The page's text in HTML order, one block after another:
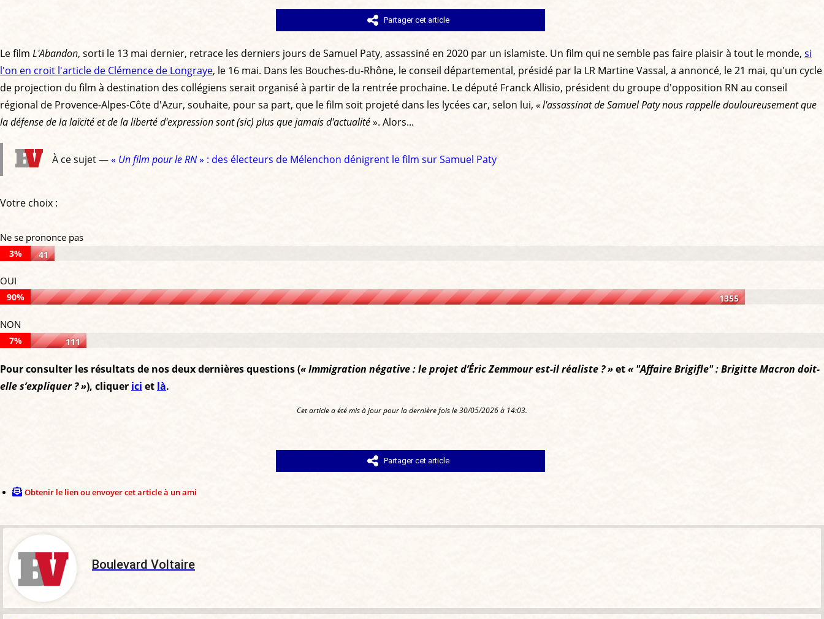
Partager cet article
Le film L'Abandon, sorti le 13 mai dernier, retrace les derniers jours de Samuel Paty, assassiné en 2020 par un islamiste. Un film qui ne semble pas faire plaisir à tout le monde, si
l'on en croit l'article de Clémence de Longraye, le 16 mai. Dans les Bouches-du-Rhône, le conseil départemental, présidé par la LR Martine Vassal, a annoncé, le 21 mai, qu'un cycle
de projection du film à destination des collégiens serait organisé à partir de la rentrée prochaine. Le député Franck Allisio, président du groupe d'opposition RN au conseil
régional de Provence-Alpes-Côte d'Azur, souhaite, pour sa part, que le film soit projeté dans les lycées car, selon lui, « l'assassinat de Samuel Paty nous rappelle douloureusement que
la défense de la laïcité et de la liberté d'expression sont (sic) plus que jamais d'actualité». Alors...
À ce sujet —« Un film pour le RN» : des électeurs de Mélenchon dénigrent le film sur Samuel Paty
Votre choix :
Ne se prononce pas
3% 41
se
prononce
3%
votes,
41
OUI
90% 1355
90%
of
votes,
1355
NON
7% 111
7%
of
Pour consulter les résultats de nos deux dernières questions (« Immigration négative : le projet d’Éric Zemmour est-il réaliste ? »et« "Affaire Brigifle" : Brigitte Macron doit-
elle s’expliquer ? »), cliquer ici et là.
Cet article a été mis à jour pour la dernière fois le 30/05/2026 à 14:03.
Partager cet article
Obtenir le lien ou envoyer cet article à un ami
Boulevard Voltaire